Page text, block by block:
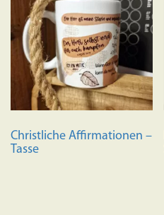
Christliche Affirmationen –
Tasse